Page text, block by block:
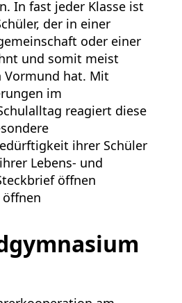
In fast jeder Klasse ist
der in einer
oder einer
und somit meist
Vormund hat. Mit
im
reagiert diese
ihrer Schüler
Lebens- und
öffnen